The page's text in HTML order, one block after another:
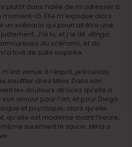
plutôt dans l’idée de m’adresser à
là. Elle m’explique alors
un scénario qui pourrait être une
J’ai lu, et j’ai dit «Bingo,
du scénario, et du
tout de suite inspirée.
venue à l’esprit, je trouvais
insuffler chez Mina. Dans son
les douleurs atroces qu’elle a
son amour pour l’art, et pour Diego
et psychique, alors qu’elle
qu’elle est moderne avant l’heure,
surement le savoir. Mina a